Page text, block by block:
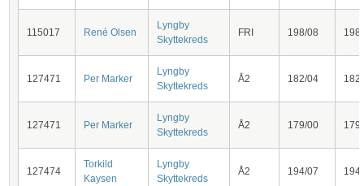
115017 René Olsen
Lyngby
Skyttekreds
FRI 198/08 198
127471 Per Marker
Lyngby
Skyttekreds
Å2 182/04 182
127471 Per Marker
Lyngby
Skyttekreds
Å2 179/00 179
127474
Torkild
Kaysen
Lyngby
Skyttekreds
Å2 194/07 194